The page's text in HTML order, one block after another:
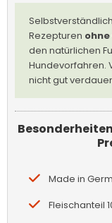
Rezepturen
den natürlichen
Hundevorfahren.
nicht gut
Made in
Fleischanteil